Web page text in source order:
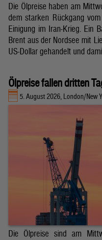
Die Ölpreise haben am
dem starken Rückgang
Einigung im Iran-Krieg. Ein
Brent aus der Nordsee mit
US-Dollar gehandelt und
Ölpreise fallen dritten
5. August 2026, London/New
Die Ölpreise sind am